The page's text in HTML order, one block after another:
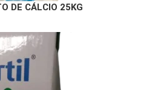
DE CÁLCIO 25KG